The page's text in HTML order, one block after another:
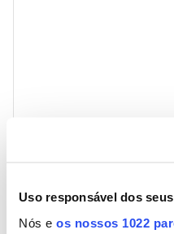
Uso responsável dos
Nós e os nossos 1022